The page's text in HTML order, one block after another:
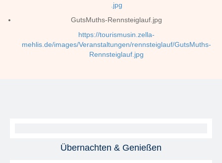
.jpg
GutsMuths-Rennsteiglauf.jpg
https://tourismusin.zella-
mehlis.de/images/Veranstaltungen/rennsteiglauf/GutsMuths-
Rennsteiglauf.jpg
Übernachten & Genießen